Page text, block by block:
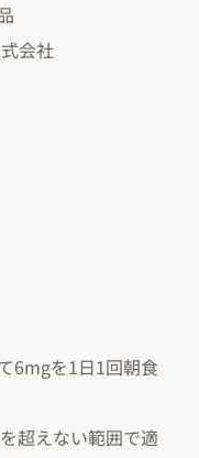
会社
6mgを1日1回朝食
超えない範囲で適